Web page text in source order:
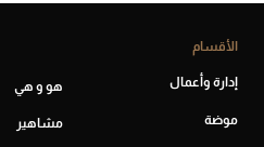
الأقسام
إدارة وأعمال
موضة
هو و هي
مشاهير